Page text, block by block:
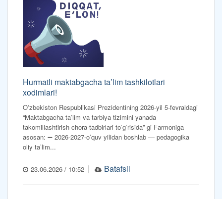
Hurmatli maktabgacha taʼlim tashkilotlari
xodimlari!
Oʻzbekiston Respublikasi Prezidentining 2026-yil 5-fevraldagi
“Maktabgacha taʼlim va tarbiya tizimini yanada
takomillashtirish chora-tadbirlari toʻgʻrisida” gi Farmoniga
asosan: ➖ 2026-2027-oʻquv yilidan boshlab — pedagogika
oliy taʼlim...
23.06.2026 / 10:52 Batafsil